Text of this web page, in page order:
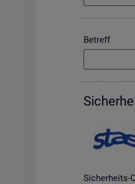
Betreff
Sicherheits-